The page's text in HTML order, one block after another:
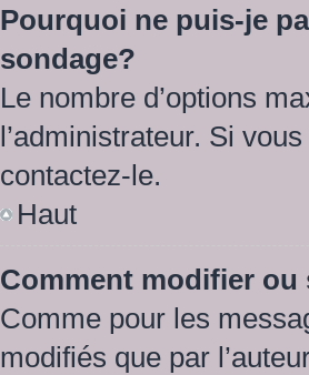
Pourquoi ne puis-je
sondage?
Le nombre d’options
l’administrateur. Si
contactez-le.
Haut
Comment modifier
Comme pour les
modifiés que par